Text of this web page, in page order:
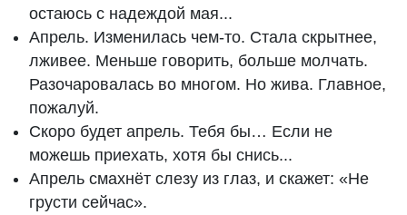
остаюсь с надеждой мая...
Апрель. Изменилась чем-то. Стала скрытнее,
лживее. Меньше говорить, больше молчать.
Разочаровалась во многом. Но жива. Главное,
пожалуй.
Скоро будет апрель. Тебя бы… Если не
можешь приехать, хотя бы снись...
Апрель смахнёт слезу из глаз, и скажет: «Не
грусти сейчас».